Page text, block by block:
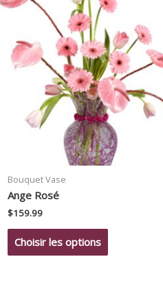
Bouquet Vase
Ange Rosé
$159.99
Choisir les options